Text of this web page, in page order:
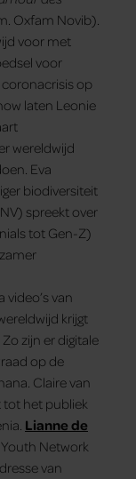
Oxfam Novib).
voor met
voor
op
laten Leonie
wereldwijd
Eva
biodiversiteit
spreekt over
tot Gen-Z)
video’s van
krijgt
zijn er digitale
op de
Claire van
tot het publiek
Lianne de
Network
van